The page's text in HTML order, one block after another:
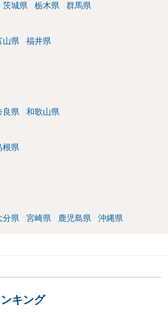
茨城県 栃木県 群馬県
山県 福井県
良県 和歌山県
根県
分県 宮崎県 鹿児島県 沖縄県
キング